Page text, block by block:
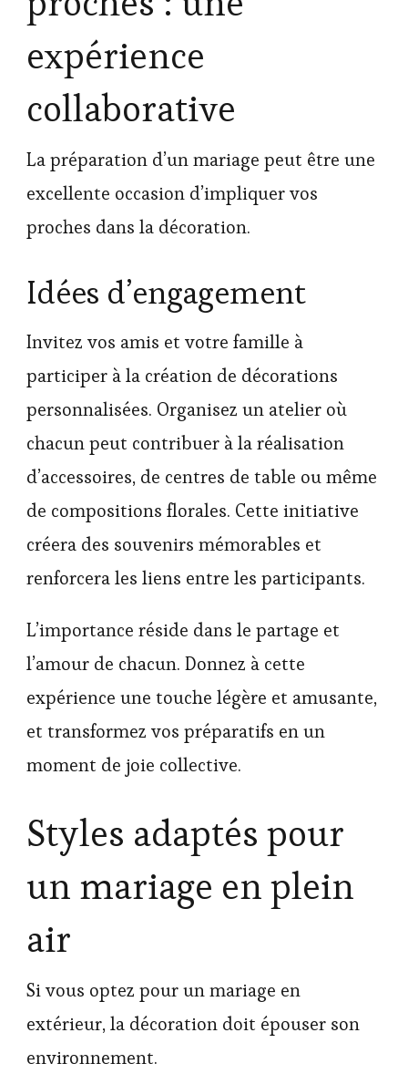
expérience
collaborative
La préparation d’un mariage peut être une
excellente occasion d’impliquer vos
proches dans la décoration.
Idées d’engagement
Invitez vos amis et votre famille à
participer à la création de décorations
personnalisées. Organisez un atelier où
chacun peut contribuer à la réalisation
d’accessoires, de centres de table ou même
de compositions florales. Cette initiative
créera des souvenirs mémorables et
renforcera les liens entre les participants.
L’importance réside dans le partage et
l’amour de chacun. Donnez à cette
expérience une touche légère et amusante,
et transformez vos préparatifs en un
moment de joie collective.
Styles adaptés pour
un mariage en plein
air
Si vous optez pour un mariage en
extérieur, la décoration doit épouser son
environnement.